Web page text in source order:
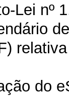
Lei nº
do